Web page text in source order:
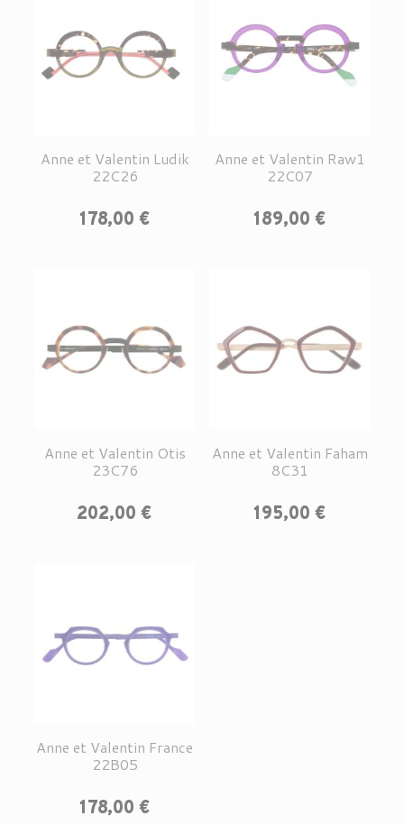
Anne et Valentin Ludik
22C26
Prix
178,00 €
Anne et Valentin Raw1
22C07
Prix
189,00 €
Anne et Valentin Otis
23C76
Prix
202,00 €
Anne et Valentin Faham
8C31
Prix
195,00 €
Anne et Valentin France
22B05
Prix
178,00 €